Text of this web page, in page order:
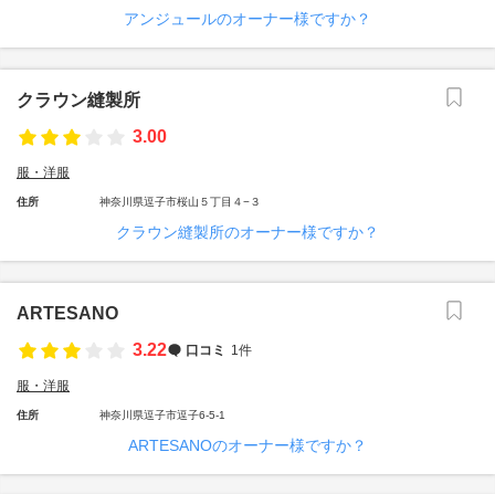
アンジュールのオーナー様ですか？
クラウン縫製所
3.00
服・洋服
住所 神奈川県逗子市桜山５丁目４−３
クラウン縫製所のオーナー様ですか？
ARTESANO
3.22
口コミ 1件
服・洋服
住所 神奈川県逗子市逗子6-5-1
ARTESANOのオーナー様ですか？